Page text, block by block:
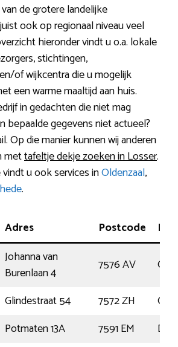
de grotere landelijke
ook op regionaal niveau veel
hieronder vindt u o.a. lokale
stichtingen,
of wijkcentra die u mogelijk
een warme maaltijd aan huis.
in gedachten die niet mag
bepaalde gegevens niet actueel?
Op die manier kunnen wij anderen
mettafeltje dekje zoeken in Losser.
u ook services inOldenzaal,
.
Adres Postcode
Johanna van
Burenlaan 4
7576 AV
Glindestraat 54 7572 ZH
Potmaten 13A 7591 EM